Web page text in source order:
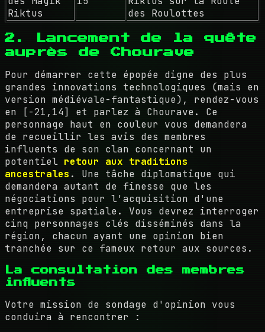
Riktus
des Roulottes
2. Lancement de la quête
auprès de Chourave
Pour démarrer cette épopée digne des plus
grandes innovations technologiques (mais en
version médiévale-fantastique), rendez-vous
en [-21,14] et parlez à Chourave. Ce
personnage haut en couleur vous demandera
de recueillir les avis des membres
influents de son clan concernant un
potentiel retour aux traditions
ancestrales . Une tâche diplomatique qui
demandera autant de finesse que les
négociations pour l'acquisition d'une
entreprise spatiale. Vous devrez interroger
cinq personnages clés disséminés dans la
région, chacun ayant une opinion bien
tranchée sur ce fameux retour aux sources.
La consultation des membres
influents
Votre mission de sondage d'opinion vous
conduira à rencontrer :